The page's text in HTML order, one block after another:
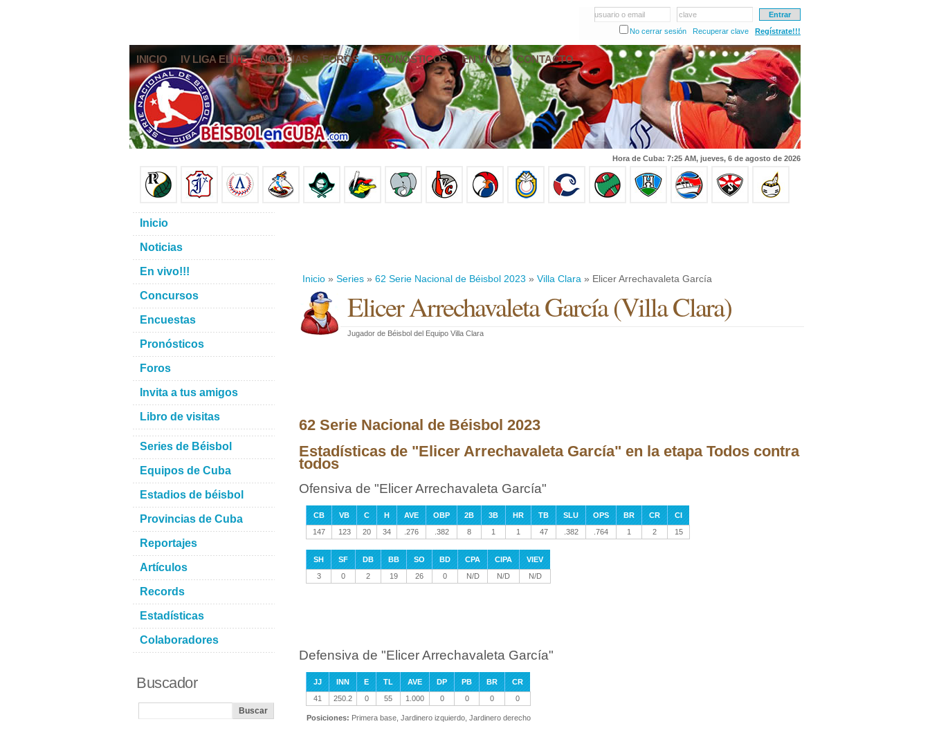
usuario o email
clave
No cerrar sesión
Recuperar clave Regístrate!!!
INICIO IV LIGA ELITE NOTICIAS FOROS PRONÓSTICOS EN VIVO CONTACTO
Hora de Cuba: 7:25 AM, jueves, 6 de agosto de 2026
Inicio » Series » 62 Serie Nacional de Béisbol 2023 » Villa Clara » Elicer Arrechavaleta García
Elicer Arrechavaleta García(Villa Clara)
Jugador de Béisbol del Equipo Villa Clara
62 Serie Nacional de Béisbol 2023
Estadísticas de "Elicer Arrechavaleta García" en la etapa Todos contra
todos
Ofensiva de "Elicer Arrechavaleta García"
CB VB C H AVE OBP 2B 3B HR TB SLU OPS BR CR
CI
147
123 20 34 .276 .382 8 1 1 47 .382 .764 1 2 15
SH SF DB BB SO BD CPA CIPA
VIEV
3
0 2 19 26 0 N/D N/D N/D
Defensiva de "Elicer Arrechavaleta García"
JJ INN E TL AVE DP PB BR
CR
41
250.2 0 55 1.000 0 0 0 0
Posiciones: Primera base, Jardinero izquierdo, Jardinero derecho
Inicio
Noticias
En vivo!!!
Concursos
Encuestas
Pronósticos
Foros
Invita a tus amigos
Libro de visitas
Series de Béisbol
Equipos de Cuba
Estadios de béisbol
Provincias de Cuba
Reportajes
Artículos
Records
Estadísticas
Colaboradores
Buscador